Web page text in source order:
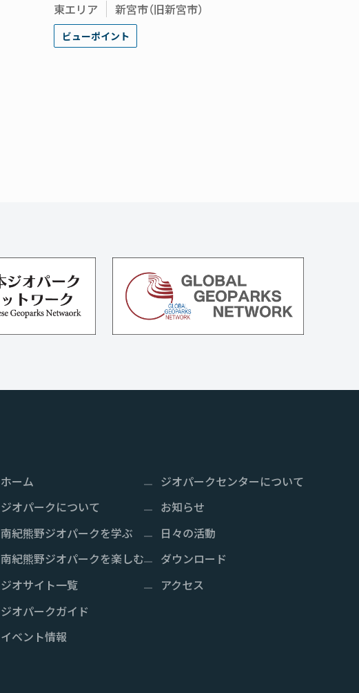
東エリア 新宮市（旧新宮市）
ビューポイント
ホーム
ジオパークについて
南紀熊野ジオパークを学ぶ
南紀熊野ジオパークを楽しむ
ジオサイト一覧
ジオパークガイド
イベント情報
ジオパークセンターについて
お知らせ
日々の活動
ダウンロード
アクセス